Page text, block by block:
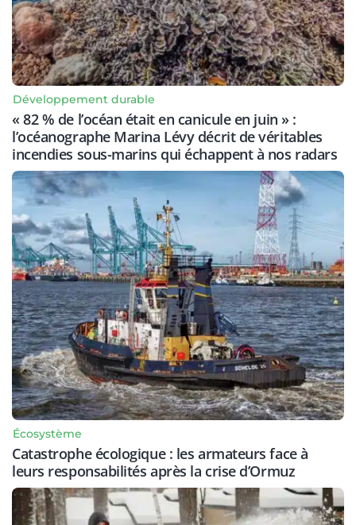
Développement durable
« 82 % de l’océan était en canicule en juin » :
l’océanographe Marina Lévy décrit de véritables
incendies sous-marins qui échappent à nos radars
Écosystème
Catastrophe écologique : les armateurs face à
leurs responsabilités après la crise d’Ormuz